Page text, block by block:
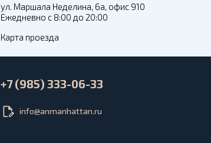
ул. Маршала Неделина, 6а, офис 910
Ежедневно с 8:00 до 20:00
Карта проезда
+7 (985) 333-06-33
info@anmanhattan.ru